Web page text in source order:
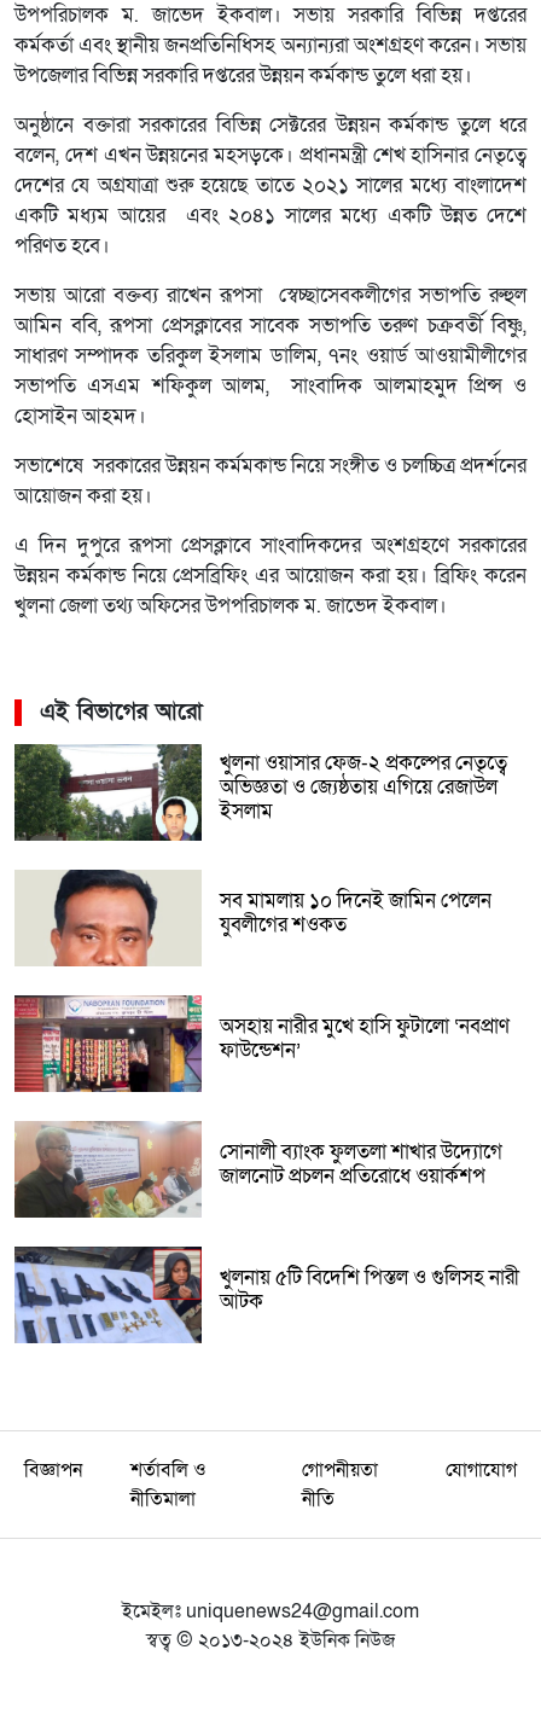
উপপরিচালক ম. জাভেদ ইকবাল। সভায় সরকারি বিভিন্ন দপ্তরের
কর্মকর্তা এবং স্থানীয় জনপ্রতিনিধিসহ অন্যান্যরা অংশগ্রহণ করেন। সভায়
উপজেলার বিভিন্ন সরকারি দপ্তরের উন্নয়ন কর্মকান্ড তুলে ধরা হয়।
অনুষ্ঠানে বক্তারা সরকারের বিভিন্ন সেক্টরের উন্নয়ন কর্মকান্ড তুলে ধরে
বলেন, দেশ এখন উন্নয়নের মহসড়কে। প্রধানমন্ত্রী শেখ হাসিনার নেতৃত্বে
দেশের যে অগ্রযাত্রা শুরু হয়েছে তাতে ২০২১ সালের মধ্যে বাংলাদেশ
একটি মধ্যম আয়ের এবং ২০৪১ সালের মধ্যে একটি উন্নত দেশে
পরিণত হবে।
সভায় আরো বক্তব্য রাখেন রূপসা স্বেচ্ছাসেবকলীগের সভাপতি রুহুল
আমিন ববি, রূপসা প্রেসক্লাবের সাবেক সভাপতি তরুণ চক্রবর্তী বিষ্ণু,
সাধারণ সম্পাদক তরিকুল ইসলাম ডালিম, ৭নং ওয়ার্ড আওয়ামীলীগের
সভাপতি এসএম শফিকুল আলম, সাংবাদিক আলমাহমুদ প্রিন্স ও
হোসাইন আহমদ।
সভাশেষে সরকারের উন্নয়ন কর্মমকান্ড নিয়ে সংঙ্গীত ও চলচ্চিত্র প্রদর্শনের
আয়োজন করা হয়।
এ দিন দুপুরে রূপসা প্রেসক্লাবে সাংবাদিকদের অংশগ্রহণে সরকারের
উন্নয়ন কর্মকান্ড নিয়ে প্রেসব্রিফিং এর আয়োজন করা হয়। ব্রিফিং করেন
খুলনা জেলা তথ্য অফিসের উপপরিচালক ম. জাভেদ ইকবাল।
এই বিভাগের আরো
খুলনা ওয়াসার ফেজ-২ প্রকল্পের নেতৃত্বে
অভিজ্ঞতা ও জ্যেষ্ঠতায় এগিয়ে রেজাউল
ইসলাম
সব মামলায় ১০ দিনেই জামিন পেলেন
যুবলীগের শওকত
অসহায় নারীর মুখে হাসি ফুটালো ‘নবপ্রাণ
ফাউন্ডেশন’
সোনালী ব্যাংক ফুলতলা শাখার উদ্যোগে
জালনোট প্রচলন প্রতিরোধে ওয়ার্কশপ
খুলনায় ৫টি বিদেশি পিস্তল ও গুলিসহ নারী
আটক
বিজ্ঞাপন
শর্তাবলি ও
নীতিমালা
গোপনীয়তা
নীতি
যোগাযোগ
ইমেইলঃ uniquenews24@gmail.com
স্বত্ব © ২০১৩-২০২৪ ইউনিক নিউজ